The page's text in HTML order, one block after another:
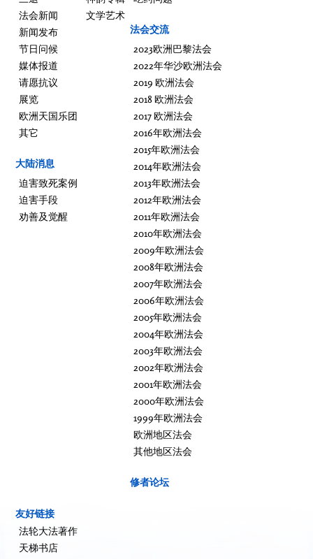
法会新闻
新闻发布
节日问候
媒体报道
请愿抗议
展览
欧洲天国乐团
其它
大陆消息
迫害致死案例
迫害手段
劝善及觉醒
文学艺术
法会交流
2023欧洲巴黎法会
2022年华沙欧洲法会
2019 欧洲法会
2018 欧洲法会
2017 欧洲法会
2016年欧洲法会
2015年欧洲法会
2014年欧洲法会
2013年欧洲法会
2012年欧洲法会
2011年欧洲法会
2010年欧洲法会
2009年欧洲法会
2008年欧洲法会
2007年欧洲法会
2006年欧洲法会
2005年欧洲法会
2004年欧洲法会
2003年欧洲法会
2002年欧洲法会
2001年欧洲法会
2000年欧洲法会
1999年欧洲法会
欧洲地区法会
其他地区法会
修者论坛
友好链接
法轮大法著作
天梯书店